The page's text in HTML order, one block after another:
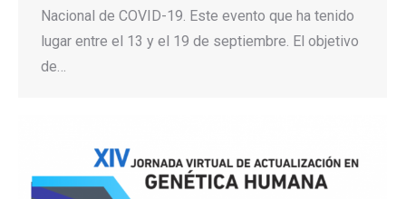
Nacional de COVID-19. Este evento que ha tenido
lugar entre el 13 y el 19 de septiembre. El objetivo
de…